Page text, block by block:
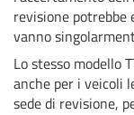
revisione
vanno
Lo stesso modello
anche per i veicoli
sede di revisione,